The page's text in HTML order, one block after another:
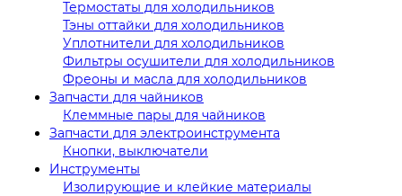
Термостаты для холодильников
Тэны оттайки для холодильников
Уплотнители для холодильников
Фильтры осушители для холодильников
Фреоны и масла для холодильников
Запчасти для чайников
Клеммные пары для чайников
Запчасти для электроинструмента
Кнопки, выключатели
Инструменты
Изолирующие и клейкие материалы